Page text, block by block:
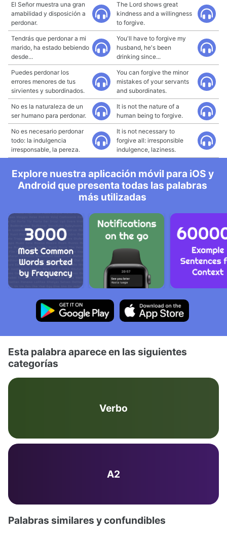
El Señor muestra una gran
amabilidad y disposición a
perdonar.
The Lord shows great
kindness and a willingness
to forgive.
Tendrás que perdonar a mi
marido, ha estado bebiendo
desde...
You'll have to forgive my
husband, he's been
drinking since...
Puedes perdonar los
errores menores de tus
sirvientes y subordinados.
You can forgive the minor
mistakes of your servants
and subordinates.
No es la naturaleza de un
ser humano para perdonar.
It is not the nature of a
human being to forgive.
No es necesario perdonar
todo: la indulgencia
irresponsable, la pereza.
It is not necessary to
forgive all: irresponsible
indulgence, laziness.
Explore nuestra aplicación móvil para iOS y
Android que presenta todas las palabras
más utilizadas
Esta palabra aparece en las siguientes
categorías
Verbo
A2
Palabras similares y confundibles